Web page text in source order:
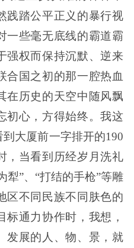
践踏公平正义的暴行视
一些毫无底线的霸道霸
强权而保持沉默、逆来
合国之初的那一腔热血
在历史的天空中随风飘
初心，方得始终。我这
大厦前一字排开的190
，当看到历经岁月洗礼
犁”、“打结的手枪”等雕
区不同民族不同肤色的
标通力协作时，我想，
发展的人、物、景，就